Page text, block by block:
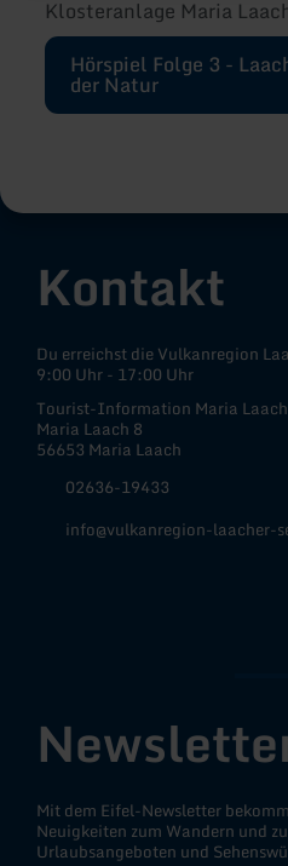
Klosteranlage Maria
Hörspiel Folge 3 -
der Natur
Kontakt
Du erreichst die Vulkanregion
9:00 Uhr - 17:00 Uhr
Tourist-Information Maria Laach
Maria Laach 8
56653 Maria Laach
02636-19433
info@vulkanregion-laacher-
Mit dem Eifel-Newsletter
Neuigkeiten zum Wandern und
Urlaubsangeboten und